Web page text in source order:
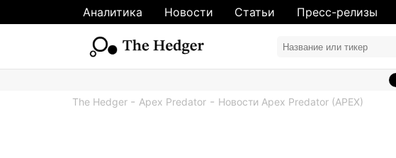
Аналитика Новости Статьи Пресс-релизы
The Hedger Apex Predator Новости Apex Predator (APEX)